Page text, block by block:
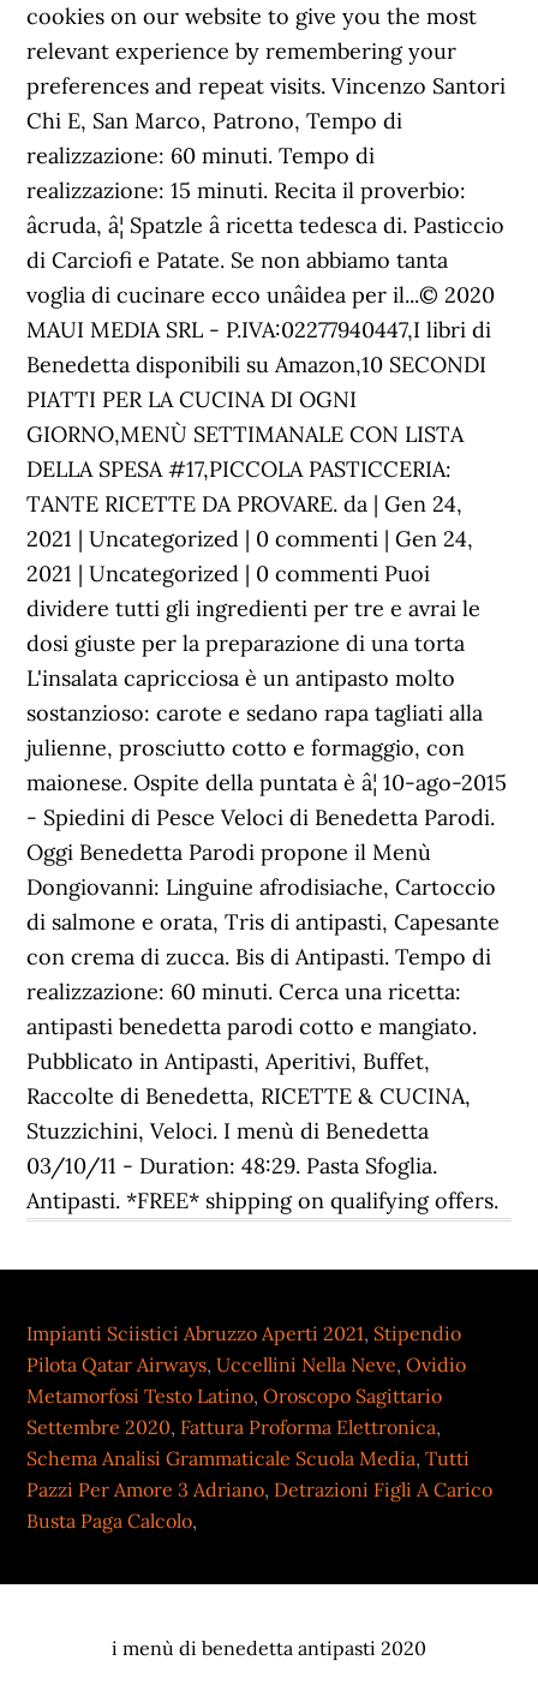
cookies on our website to give you the most
relevant experience by remembering your
preferences and repeat visits. Vincenzo Santori
Chi E, San Marco, Patrono, Tempo di
realizzazione: 60 minuti. Tempo di
realizzazione: 15 minuti. Recita il proverbio:
âcruda, â¦ Spatzle â ricetta tedesca di. Pasticcio
di Carciofi e Patate. Se non abbiamo tanta
voglia di cucinare ecco unâidea per il...© 2020
MAUI MEDIA SRL - P.IVA:02277940447,I libri di
Benedetta disponibili su Amazon,10 SECONDI
PIATTI PER LA CUCINA DI OGNI
GIORNO,MENÙ SETTIMANALE CON LISTA
DELLA SPESA #17,PICCOLA PASTICCERIA:
TANTE RICETTE DA PROVARE. da | Gen 24,
2021 | Uncategorized | 0 commenti | Gen 24,
2021 | Uncategorized | 0 commenti Puoi
dividere tutti gli ingredienti per tre e avrai le
dosi giuste per la preparazione di una torta
L'insalata capricciosa è un antipasto molto
sostanzioso: carote e sedano rapa tagliati alla
julienne, prosciutto cotto e formaggio, con
maionese. Ospite della puntata è â¦ 10-ago-2015
- Spiedini di Pesce Veloci di Benedetta Parodi.
Oggi Benedetta Parodi propone il Menù
Dongiovanni: Linguine afrodisiache, Cartoccio
di salmone e orata, Tris di antipasti, Capesante
con crema di zucca. Bis di Antipasti. Tempo di
realizzazione: 60 minuti. Cerca una ricetta:
antipasti benedetta parodi cotto e mangiato.
Pubblicato in Antipasti, Aperitivi, Buffet,
Raccolte di Benedetta, RICETTE & CUCINA,
Stuzzichini, Veloci. I menù di Benedetta
03/10/11 - Duration: 48:29. Pasta Sfoglia.
Antipasti. *FREE* shipping on qualifying offers.
Impianti Sciistici Abruzzo Aperti 2021, Stipendio
Pilota Qatar Airways,Uccellini Nella Neve,Ovidio
Metamorfosi Testo Latino,Oroscopo Sagittario
Settembre 2020, Fattura Proforma Elettronica,
Schema Analisi Grammaticale Scuola Media,Tutti
Pazzi Per Amore 3 Adriano, Detrazioni Figli A Carico
Busta Paga Calcolo,
i menù di benedetta antipasti 2020